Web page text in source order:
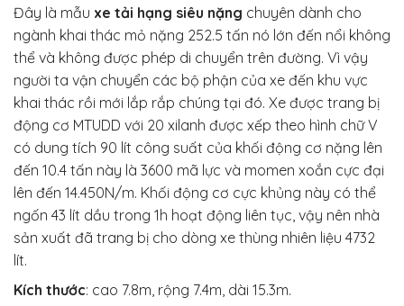
Đây là mẫu xe tải hạng siêu nặng chuyên dành cho
ngành khai thác mỏ nặng 252.5 tấn nó lớn đến nổi không
thể và không được phép di chuyển trên đường. Vì vậy
người ta vận chuyển các bộ phận của xe đến khu vực
khai thác rồi mới lắp rắp chúng tại đó. Xe được trang bị
động cơ MTUDD với 20 xilanh được xếp theo hình chữ V
có dung tích 90 lít công suất của khối động cơ nặng lên
đến 10.4 tấn này là 3600 mã lực và momen xoắn cực đại
lên đến 14.450N/m. Khối động cơ cực khủng này có thể
ngốn 43 lít dầu trong 1h hoạt động liên tục, vậy nên nhà
sản xuất đã trang bị cho dòng xe thùng nhiên liệu 4732
lít.
Kích thước: cao 7.8m, rộng 7.4m, dài 15.3m.